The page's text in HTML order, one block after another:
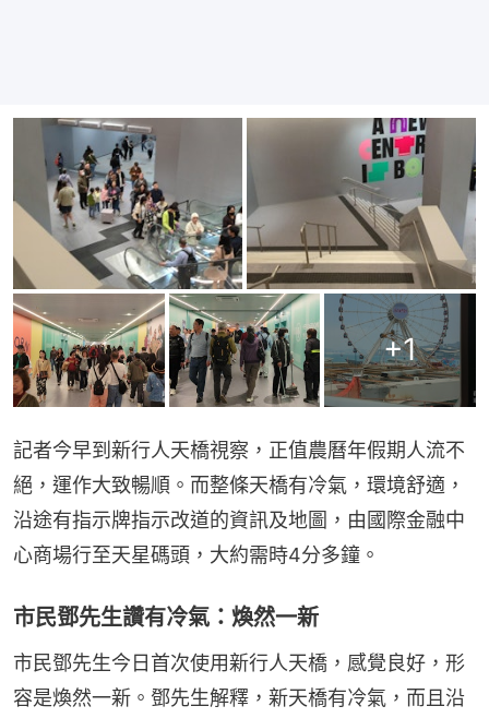
+1
記者今早到新行人天橋視察，正值農曆年假期人流不
絕，運作大致暢順。而整條天橋有冷氣，環境舒適，
沿途有指示牌指示改道的資訊及地圖，由國際金融中
心商場行至天星碼頭，大約需時4分多鐘。
市民鄧先生讚有冷氣：煥然一新
市民鄧先生今日首次使用新行人天橋，感覺良好，形
容是煥然一新。鄧先生解釋，新天橋有冷氣，而且沿